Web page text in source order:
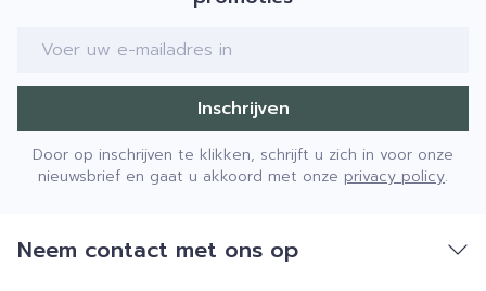
E-mail adres
Inschrijven
Door op inschrijven te klikken, schrijft u zich in voor onze
nieuwsbrief en gaat u akkoord met onze privacy policy.
Neem contact met ons op